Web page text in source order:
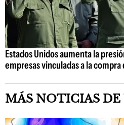
Estados Unidos aumenta la
empresas vinculadas a la compra
MÁS NOTICIAS DE